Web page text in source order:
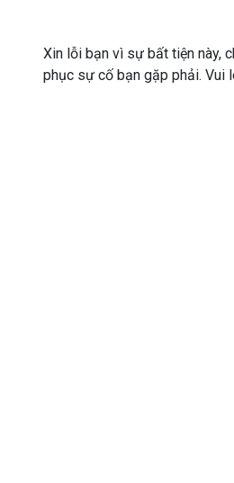
Xin lỗi bạn vì sự bất tiện này,
phục sự cố bạn gặp phải. Vui